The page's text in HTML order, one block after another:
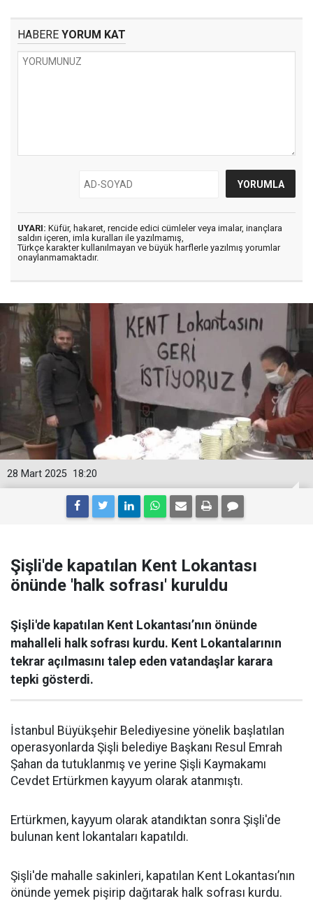
HABERE YORUM KAT
UYARI: Küfür, hakaret, rencide edici cümleler veya imalar, inançlara
saldırı içeren, imla kuralları ile yazılmamış,
Türkçe karakter kullanılmayan ve büyük harflerle yazılmış yorumlar
onaylanmamaktadır.
18:20
28 Mart 2025
Şişli'de kapatılan Kent Lokantası
önünde 'halk sofrası' kuruldu
Şişli'de kapatılan Kent Lokantası’nın önünde
mahalleli halk sofrası kurdu. Kent Lokantalarının
tekrar açılmasını talep eden vatandaşlar karara
tepki gösterdi.
İstanbul Büyükşehir Belediyesine yönelik başlatılan
operasyonlarda Şişli belediye Başkanı Resul Emrah
Şahan da tutuklanmış ve yerine Şişli Kaymakamı
Cevdet Ertürkmen kayyum olarak atanmıştı.
Ertürkmen, kayyum olarak atandıktan sonra Şişli'de
bulunan kent lokantaları kapatıldı.
Şişli'de mahalle sakinleri, kapatılan Kent Lokantası’nın
önünde yemek pişirip dağıtarak halk sofrası kurdu.